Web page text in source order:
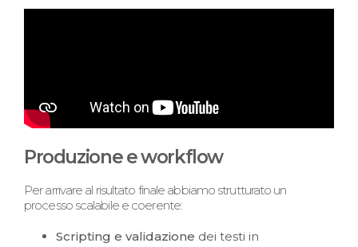
Produzione e workflow
Per arrivare al risultato finale abbiamo strutturato un
processo scalabile e coerente:
Scripting e validazione dei testi in